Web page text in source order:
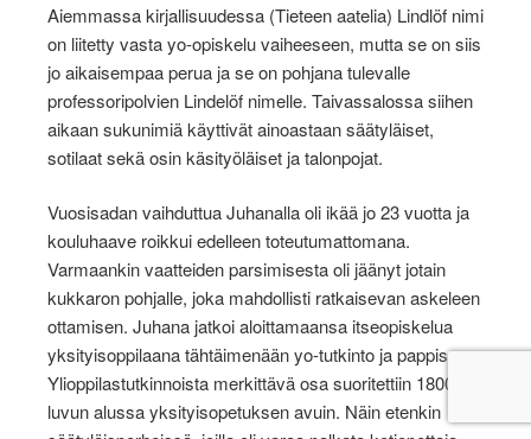
Aiemmassa kirjallisuudessa (Tieteen aatelia) Lindlöf nimi
on liitetty vasta yo-opiskelu vaiheeseen, mutta se on siis
jo aikaisempaa perua ja se on pohjana tulevalle
professoripolvien Lindelöf nimelle. Taivassalossa siihen
aikaan sukunimiä käyttivät ainoastaan säätyläiset,
sotilaat sekä osin käsityöläiset ja talonpojat.
Vuosisadan vaihduttua Juhanalla oli ikää jo 23 vuotta ja
kouluhaave roikkui edelleen toteutumattomana.
Varmaankin vaatteiden parsimisesta oli jäänyt jotain
kukkaron pohjalle, joka mahdollisti ratkaisevan askeleen
ottamisen. Juhana jatkoi aloittamaansa itseopiskelua
yksityisoppilaana tähtäimenään yo-tutkinto ja pappisura.
Ylioppilastutkinnoista merkittävä osa suoritettiin 1800-
luvun alussa yksityisopetuksen avuin. Näin etenkin